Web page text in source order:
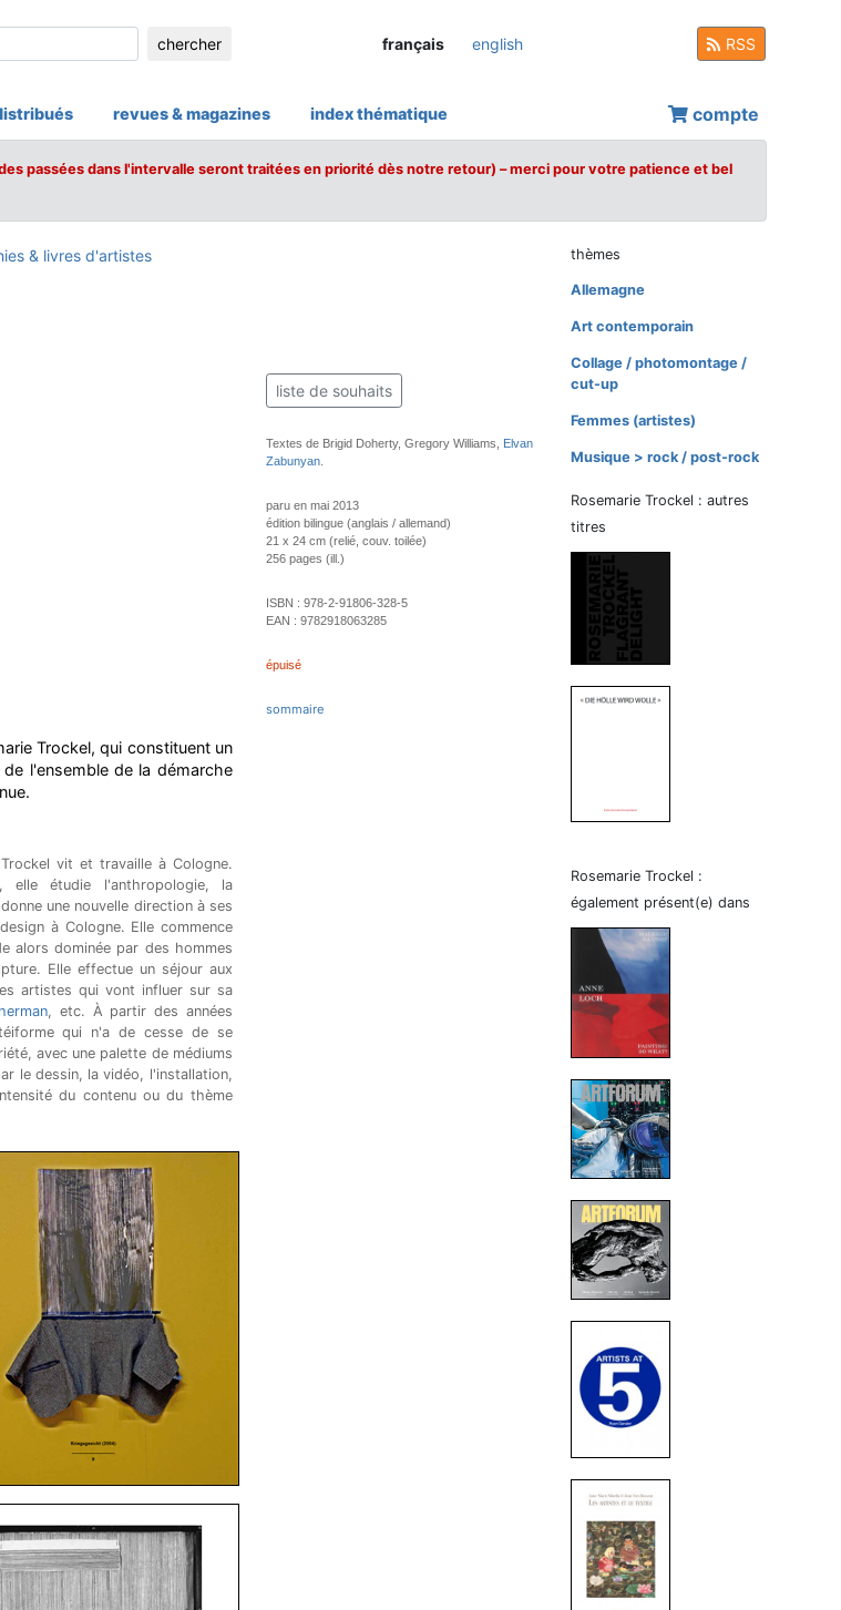
chercher français english RSS
revues & magazines index thématique compte
passées dans l'intervalle seront traitées en priorité dès notre retour) – merci pour votre patience et bel
& livres d'artistes
Trockel, qui constituent un
l'ensemble de la démarche
vit et travaille à Cologne.
elle étudie l'anthropologie, la
une nouvelle direction à ses
à Cologne. Elle commence
alors dominée par des hommes
Elle effectue un séjour aux
artistes qui vont influer sur sa
, etc. À partir des années
qui n'a de cesse de se
avec une palette de médiums
le dessin, la vidéo, l'installation,
du contenu ou du thème
liste de souhaits
Textes de Brigid Doherty, Gregory Williams,
Elvan
Zabunyan.
paru en mai 2013
édition bilingue (anglais / allemand)
21 x 24 cm (relié, couv. toilée)
256 pages (ill.)
ISBN : 978-2-91806-328-5
EAN : 9782918063285
épuisé
sommaire
thèmes
Allemagne
Art contemporain
Collage / photomontage /
cut-up
Femmes (artistes)
Musique > rock / post-rock
Rosemarie Trockel : autres
titres
Rosemarie Trockel :
également présent(e) dans